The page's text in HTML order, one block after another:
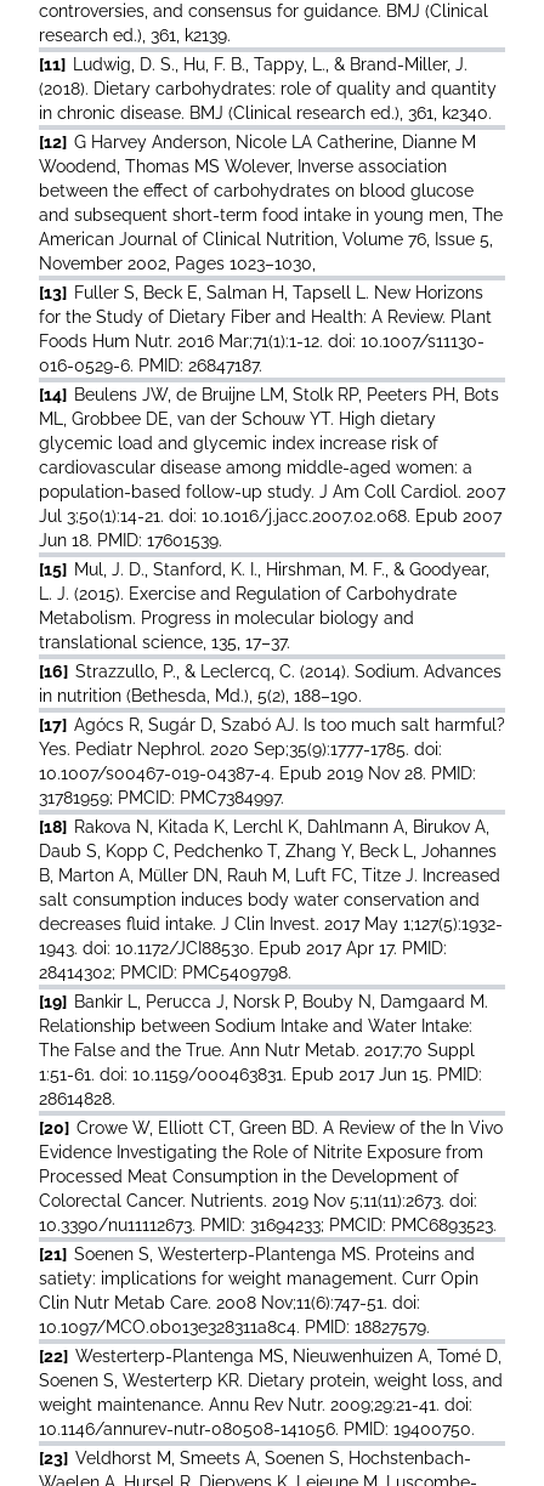
controversies, and consensus for guidance. BMJ (Clinical
research ed.), 361, k2139.
[11]
Ludwig, D. S., Hu, F. B., Tappy, L., & Brand-Miller, J.
(2018). Dietary carbohydrates: role of quality and quantity
in chronic disease. BMJ (Clinical research ed.), 361, k2340.
[12] G Harvey Anderson, Nicole LA Catherine, Dianne M
Woodend, Thomas MS Wolever, Inverse association
between the effect of carbohydrates on blood glucose
and subsequent short-term food intake in young men, The
American Journal of Clinical Nutrition, Volume 76, Issue 5,
November 2002, Pages 1023–1030,
[13] Fuller S, Beck E, Salman H, Tapsell L. New Horizons
for the Study of Dietary Fiber and Health: A Review. Plant
Foods Hum Nutr. 2016 Mar;71(1):1-12. doi: 10.1007/s11130-
016-0529-6. PMID: 26847187.
[14] Beulens JW, de Bruijne LM, Stolk RP, Peeters PH, Bots
ML, Grobbee DE, van der Schouw YT. High dietary
glycemic load and glycemic index increase risk of
cardiovascular disease among middle-aged women: a
population-based follow-up study. J Am Coll Cardiol. 2007
Jul 3;50(1):14-21. doi: 10.1016/j.jacc.2007.02.068. Epub 2007
Jun 18. PMID: 17601539.
[15] Mul, J. D., Stanford, K. I., Hirshman, M. F., & Goodyear,
L. J. (2015). Exercise and Regulation of Carbohydrate
Metabolism. Progress in molecular biology and
translational science, 135, 17–37.
[16] Strazzullo, P., & Leclercq, C. (2014). Sodium. Advances
in nutrition (Bethesda, Md.), 5(2), 188–190.
[17] Agócs R, Sugár D, Szabó AJ. Is too much salt harmful?
Yes. Pediatr Nephrol. 2020 Sep;35(9):1777-1785. doi:
10.1007/s00467-019-04387-4. Epub 2019 Nov 28. PMID:
31781959; PMCID: PMC7384997.
[18] Rakova N, Kitada K, Lerchl K, Dahlmann A, Birukov A,
Daub S, Kopp C, Pedchenko T, Zhang Y, Beck L, Johannes
B, Marton A, Müller DN, Rauh M, Luft FC, Titze J. Increased
salt consumption induces body water conservation and
decreases fluid intake. J Clin Invest. 2017 May 1;127(5):1932-
1943. doi: 10.1172/JCI88530. Epub 2017 Apr 17. PMID:
28414302; PMCID: PMC5409798.
[19] Bankir L, Perucca J, Norsk P, Bouby N, Damgaard M.
Relationship between Sodium Intake and Water Intake:
The False and the True. Ann Nutr Metab. 2017;70 Suppl
1:51-61. doi: 10.1159/000463831. Epub 2017 Jun 15. PMID:
28614828.
[20] Crowe W, Elliott CT, Green BD. A Review of the In Vivo
Evidence Investigating the Role of Nitrite Exposure from
Processed Meat Consumption in the Development of
Colorectal Cancer. Nutrients. 2019 Nov 5;11(11):2673. doi:
10.3390/nu11112673. PMID: 31694233; PMCID: PMC6893523.
[21] Soenen S, Westerterp-Plantenga MS. Proteins and
satiety: implications for weight management. Curr Opin
Clin Nutr Metab Care. 2008 Nov;11(6):747-51. doi:
10.1097/MCO.0b013e328311a8c4. PMID: 18827579.
[22] Westerterp-Plantenga MS, Nieuwenhuizen A, Tomé D,
Soenen S, Westerterp KR. Dietary protein, weight loss, and
weight maintenance. Annu Rev Nutr. 2009;29:21-41. doi:
10.1146/annurev-nutr-080508-141056. PMID: 19400750.
[23] Veldhorst M, Smeets A, Soenen S, Hochstenbach-